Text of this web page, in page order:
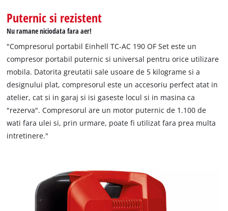
Puternic si rezistent
Nu ramane niciodata fara aer!
"Compresorul portabil Einhell TC-AC 190 OF Set este un
compresor portabil puternic si universal pentru orice utilizare
mobila. Datorita greutatii sale usoare de 5 kilograme si a
designului plat, compresorul este un accesoriu perfect atat in
atelier, cat si in garaj si isi gaseste locul si in masina ca
"rezerva". Compresorul are un motor puternic de 1.100 de
wati fara ulei si, prin urmare, poate fi utilizat fara prea multa
intretinere."